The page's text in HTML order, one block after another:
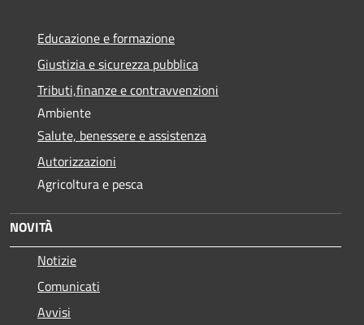
Educazione e formazione
Giustizia e sicurezza pubblica
Tributi,finanze e contravvenzioni
Ambiente
Salute, benessere e assistenza
Autorizzazioni
Agricoltura e pesca
NOVITÀ
Notizie
Comunicati
Avvisi